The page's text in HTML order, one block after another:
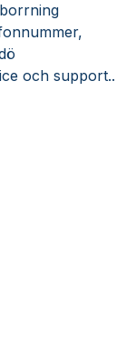
och support..